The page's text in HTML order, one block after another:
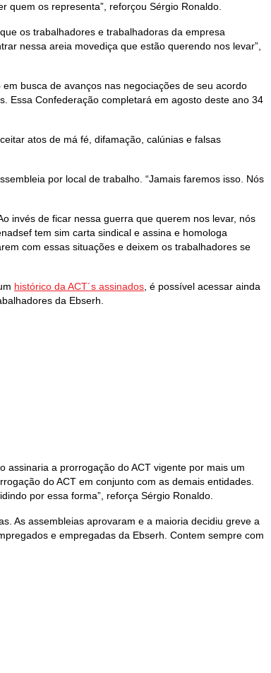
quem os representa”, reforçou Sérgio Ronaldo.
os trabalhadores e trabalhadoras da empresa
nessa areia movediça que estão querendo nos levar”,
busca de avanços nas negociações de seu acordo
Essa Confederação completará em agosto deste ano 34
atos de má fé, difamação, calúnias e falsas
por local de trabalho. “Jamais faremos isso. Nós
invés de ficar nessa guerra que querem nos levar, nós
tem sim carta sindical e assina e homologa
com essas situações e deixem os trabalhadores se
histórico da ACT´s assinados , é possível acessar ainda
da Ebserh.
assinaria a prorrogação do ACT vigente por mais um
do ACT em conjunto com as demais entidades.
por essa forma”, reforça Sérgio Ronaldo.
As assembleias aprovaram e a maioria decidiu greve a
e empregadas da Ebserh. Contem sempre com